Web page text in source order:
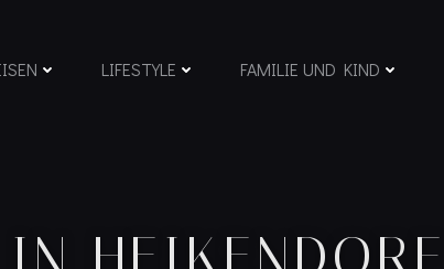
LIFESTYLE FAMILIE UND KIND